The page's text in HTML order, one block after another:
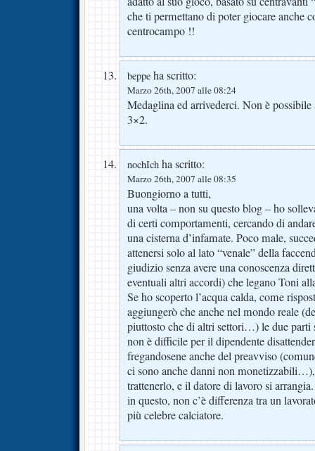
che ti permettano di poter giocare anche
centrocampo !!
beppe ha scritto:
Marzo 26th, 2007 alle 08:24
Medaglina ed arrivederci. Non è
3×2.
nochIch ha scritto:
Marzo 26th, 2007 alle 08:35
Buongiorno a tutti,
una volta – non su questo blog – ho
di certi comportamenti, cercando di
una cisterna d’infamate. Poco male,
attenersi solo al lato “venale” della
giudizio senza avere una conoscenza
eventuali altri accordi) che legano Toni
Se ho scoperto l’acqua calda, come
aggiungerò che anche nel mondo reale
piuttosto che di altri settori…) le due parti
non è difficile per il dipendente
fregandosene anche del preavviso
ci sono anche danni non
trattenerlo, e il datore di lavoro si
in questo, non c’è differenza tra un
più celebre calciatore.